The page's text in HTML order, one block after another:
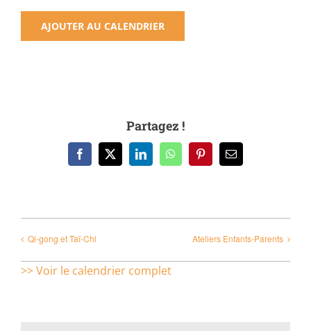
AJOUTER AU CALENDRIER
Partagez !
Facebook
X LinkedInWhatsAppPinterestEmail
Qi-gong et Taï-Chi Ateliers Enfants-Parents
>> Voir le calendrier complet